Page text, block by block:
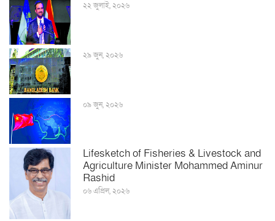
২২ জুলাই, ২০২৬
২৯ জুন, ২০২৬
০৯ জুন, ২০২৬
Lifesketch of Fisheries & Livestock and
Agriculture Minister Mohammed Aminur
Rashid
০৬ এপ্রিল, ২০২৬